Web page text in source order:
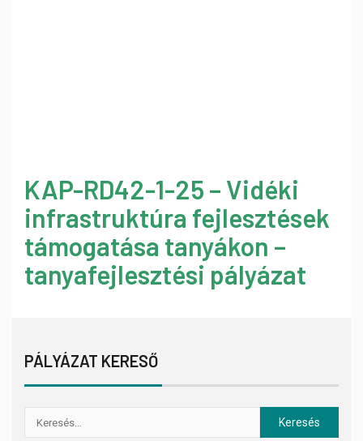
KAP-RD42-1-25 – Vidéki
infrastruktúra fejlesztések
támogatása tanyákon –
tanyafejlesztési pályázat
PÁLYÁZAT KERESŐ